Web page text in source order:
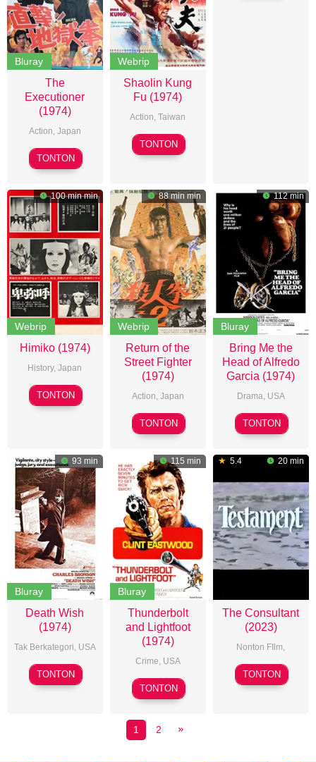
Bluray
The
Executioner
(1974)
Action Japan
Teruo
Ishii
TONTON
Webrip
Shaolin Kung
Fu (1974)
Action ,Taiwan
Joseph
Kuo
TONTON
100 min min
Webrip
Himiko (1974)
History,Japan
Masahiro
Shinoda
TONTON
88 min min
Webrip
Return of the
Street Fighter
(1974)
Action Japan
Shigehiro
Ozawa
TONTON
112 min
Bluray
Bring Me the
Head of Alfredo
Garcia (1974)
Drama USA
Sam
Peckinpah
TONTON
93 min
Bluray
Death Wish
(1974)
Tak Berkategori, USA
Michael
Winner
TONTON
115 min
Bluray
Thunderbolt
and Lightfoot
(1974)
Crime USA
Michael
Cimino
TONTON
5.4 20 min
The Consultant
(2023)
Nonton FIlm
1
Jan
James
Broughton
TONTON
1 2